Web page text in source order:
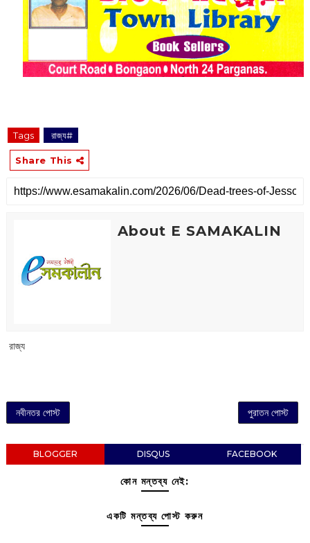
Tags ‌ রাজ্য#
Share This
About E SAMAKALIN
‌ রাজ্য
নবীনতর পোস্ট পুরাতন পোস্ট
BLOGGER DISQUS FACEBOOK
কোন মন্তব্য নেই:
একটি মন্তব্য পোস্ট করুন